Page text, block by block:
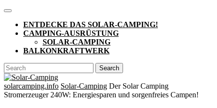
Skip
content
Open
ButtonENTDECKE DAS SOLAR-CAMPING!
CAMPING-AUSRÜSTUNG
SOLAR-CAMPING
BALKONKRAFTWERK
CLOSE
BUTTON
Search
for:
solarcamping.info Solar-Camping Der Solar Camping
Stromerzeuger 240W: Energiesparen und sorgenfreies Campen!